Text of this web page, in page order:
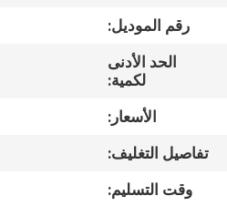
معلومات
في
المعمل
رقم الموديل:
الحد الأدنى
لكمية:
الأسعار:
تفاصيل التغليف:
وقت التسليم: